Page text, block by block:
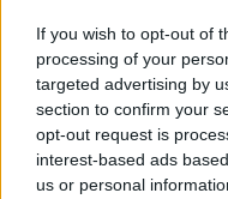
If you wish to opt-out of
processing of your
targeted advertising by
section to confirm your
opt-out request is
interest-based ads
us or personal